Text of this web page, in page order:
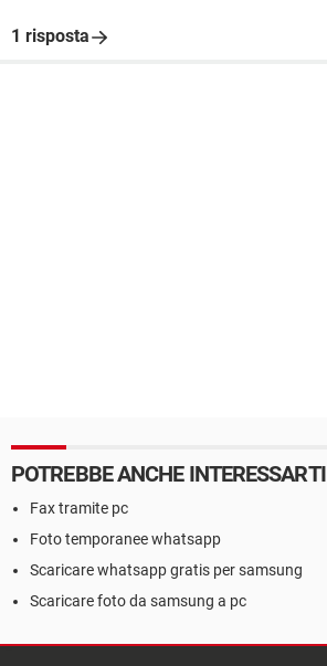
1 risposta
POTREBBE ANCHE INTERESSARTI
Fax tramite pc
Foto temporanee whatsapp
Scaricare whatsapp gratis per samsung
Scaricare foto da samsung a pc